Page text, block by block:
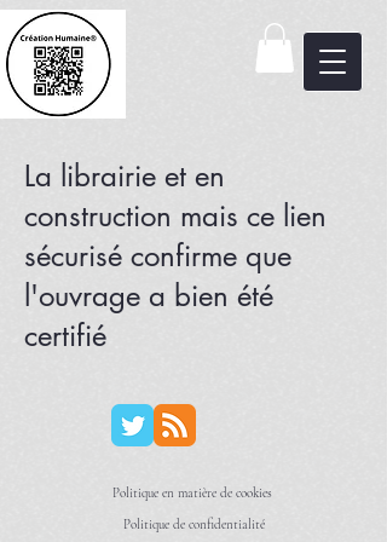
La librairie et en
construction mais ce lien
sécurisé confirme que
l'ouvrage a bien été
certifié
Politique en matière de cookies
Politique de confidentialité